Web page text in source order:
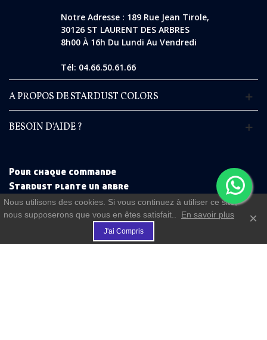
Notre Adresse : 189 Rue Jean Tirole,
30126 ST LAURENT DES ARBRES
8h00 À 16h Du Lundi Au Vendredi
Tél: 04.66.50.61.66
A PROPOS DE STARDUST COLORS
BESOIN D'AIDE ?
Pour chaque commande
Stardust plante un arbre
€
Nous utilisons des cookies. Si vous continuez à utiliser ce site,
nous supposerons que vous en êtes satisfait..
En savoir plus
J'ai Compris
×